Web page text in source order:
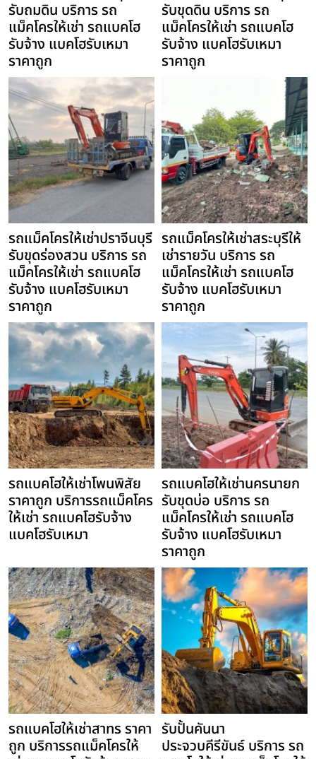
รับถมดิน บริการ รถ
แม็คโครให้เช่า รถแบคโฮ
รับจ้าง แบคโฮรับเหมา
ราคาถูก
รับขุดดิน บริการ รถ
แม็คโครให้เช่า รถแบคโฮ
รับจ้าง แบคโฮรับเหมา
ราคาถูก
รถแม็คโครให้เช่าปราจีนบุรี
รับขุดร่องสวน บริการ รถ
แม็คโครให้เช่า รถแบคโฮ
รับจ้าง แบคโฮรับเหมา
ราคาถูก
รถแม็คโครให้เช่าสระบุรีให้
เช่ารายวัน บริการ รถ
แม็คโครให้เช่า รถแบคโฮ
รับจ้าง แบคโฮรับเหมา
ราคาถูก
รถแบคโฮให้เช่าโพนพิสัย
ราคาถูก บริการรถแม็คโคร
ให้เช่า รถแบคโฮรับจ้าง
แบคโฮรับเหมา
รถแบคโฮให้เช่านครนายก
รับขุดบ่อ บริการ รถ
แม็คโครให้เช่า รถแบคโฮ
รับจ้าง แบคโฮรับเหมา
ราคาถูก
รถแบคโฮให้เช่าสาทร ราคา
ถูก บริการรถแม็คโครให้
รับปั้นคันนา
ประจวบคีรีขันธ์ บริการ รถ